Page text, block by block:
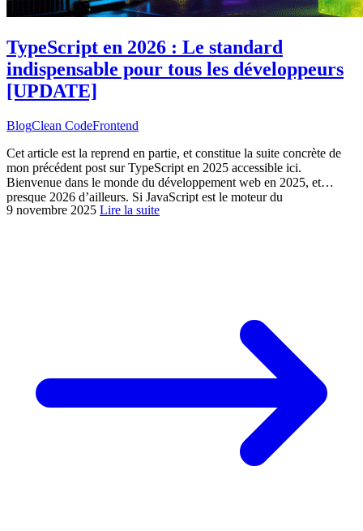
TypeScript en 2026 : Le standard
indispensable pour tous les développeurs
[UPDATE]
BlogClean CodeFrontend
Cet article est la reprend en partie, et constitue la suite concrète de
mon précédent post sur TypeScript en 2025 accessible ici.
Bienvenue dans le monde du développement web en 2025, et
presque 2026 d’ailleurs. Si JavaScript est le moteur du
web, TypeScript en est le bouclier et le gouvernail. Pour un
9 novembre 2025 Lire la suite